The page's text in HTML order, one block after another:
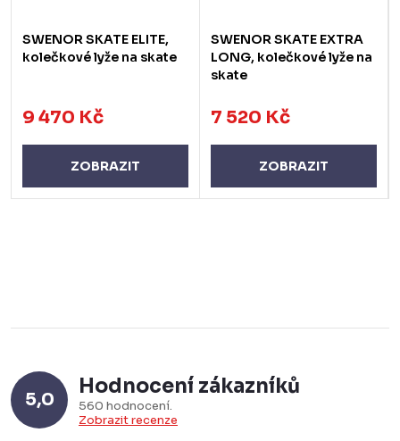
SWENOR SKATE ELITE,
kolečkové lyže na skate
9 470 Kč
ZOBRAZIT
SWENOR SKATE EXTRA
LONG, kolečkové lyže na
skate
7 520 Kč
ZOBRAZIT
5,0
Hodnocení zákazníků
560 hodnocení
Zobrazit recenze